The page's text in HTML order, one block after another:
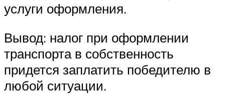
услуги оформления.
Вывод: налог при оформлении
транспорта в собственность
придется заплатить победителю в
любой ситуации.